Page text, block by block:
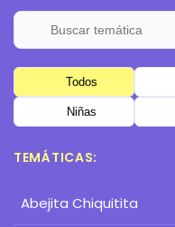
Todos
Niñas
TEMÁTICAS:
Abejita Chiquitita